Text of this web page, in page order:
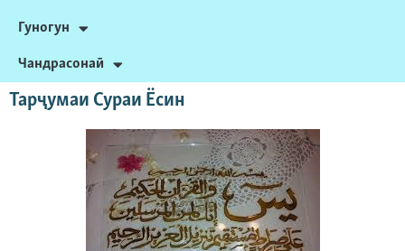
Гуногун
Чандрасонаӣ
Тарҷумаи Сураи Ёсин